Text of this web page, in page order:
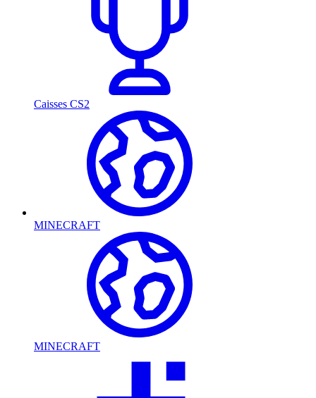
Caisses CS2
MINECRAFT
MINECRAFT